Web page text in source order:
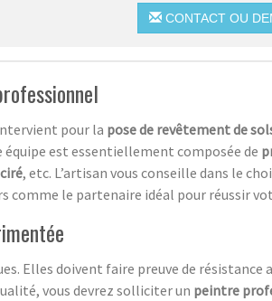
CONTACT OU
pour la pose de revêtement de
est essentiellement composée de
, etc. L’artisan vous conseille dans le
comme le partenaire idéal pour réussir
Elles doivent faire preuve de
vous devrez solliciter un peintre